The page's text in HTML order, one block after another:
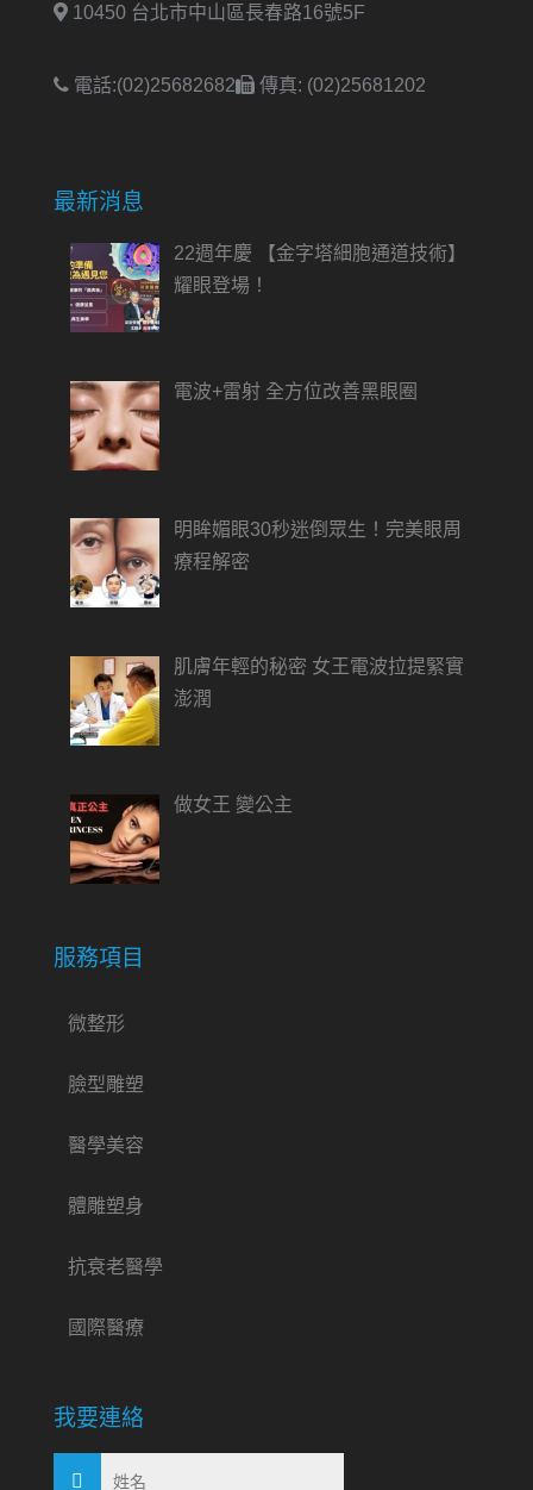
10450 台北市中山區長春路16號5F
電話:(02)25682682 傳真: (02)25681202
最新消息
22週年慶 【金字塔細胞通道技術】
耀眼登場！
電波+雷射 全方位改善黑眼圈
明眸媚眼30秒迷倒眾生！完美眼周
療程解密
肌膚年輕的秘密 女王電波拉提緊實
澎潤
做女王 變公主
服務項目
微整形
臉型雕塑
醫學美容
體雕塑身
抗衰老醫學
國際醫療
我要連絡